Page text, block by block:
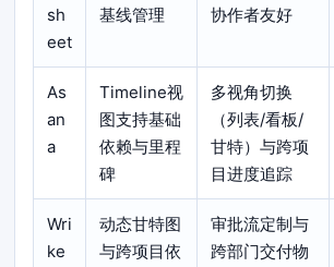
sh
eet
基线管理
协作者友好
As
an
a
Timeline视
图支持基础
依赖与里程
碑
多视角切换
（列表/看板/
甘特）与跨项
目进度追踪
Wri
ke
动态甘特图
与跨项目依
审批流定制与
跨部门交付物